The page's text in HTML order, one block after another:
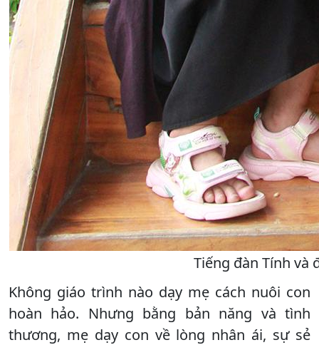
Tiếng đàn Tính và
Không giáo trình nào dạy mẹ cách nuôi con
hoàn hảo. Nhưng bằng bản năng và tình
thương, mẹ dạy con về lòng nhân ái, sự sẻ